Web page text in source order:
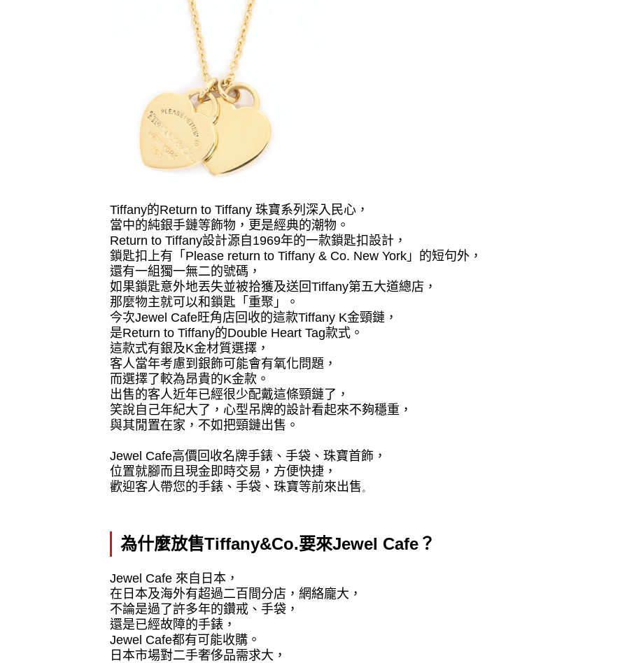
Tiffany的Return to Tiffany 珠寶系列深入民心，
當中的純銀手鏈等飾物，更是經典的潮物。
Return to Tiffany設計源自 1969年的一款鎖匙扣設計，
鎖匙扣上有「 Please return to Tiffany & Co. New York 」的短句外，
還有一組獨一無二的號碼，
如果鎖匙意外地丟失並被拾獲及送回Tiffany第五大道總店，
那麼物主就可以和鎖匙「重聚」。
今次Jewel Cafe旺角店回收的這款Tiffany K金頸鏈，
是Return to Tiffany的Double Heart Tag款式。
這款式有銀及K金材質選擇，
客人當年考慮到銀飾可能會有氧化問題，
而選擇了較為昂貴的K金款。
出售的客人近年已經很少配戴這條頸鏈了，
笑說自己年紀大了，心型吊牌的設計看起來不夠穩重，
與其閒置在家，不如把頸鏈出售。
Jewel Cafe高價回收名牌手錶、手袋、珠寶首飾，
位置就腳而且現金即時交易，方便快捷，
歡迎客人帶您的手錶、手袋、珠寶等前來出售。
為什麼放售Tiffany&Co.要來Jewel Cafe ？
Jewel Cafe 來自日本，
在日本及海外有超過二百間分店，網絡龐大，
不論是過了許多年的鑽戒、手袋，
還是已經故障的手錶，
Jewel Cafe都有可能收購。
日本市場對二手奢侈品需求大，